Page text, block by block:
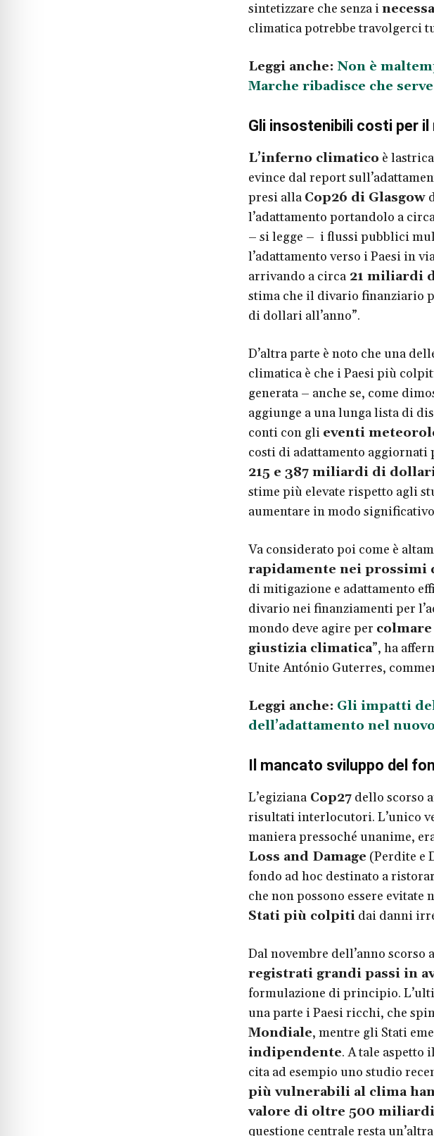
sintetizzare che senza i
climatica potrebbe travolgerci
Leggi anche: Non è
Marche ribadisce che
Gli insostenibili costi per
L’inferno climatico è
evince dal report
presi alla Cop26 di Glasgow
l’adattamento portandolo a
– si legge – i flussi pubblici
l’adattamento verso i Paesi in
arrivando a circa21 miliardi
stima che il divario finanziario
di dollari all’anno”.
D’altra parte è noto che una
climatica è che i Paesi più
generata – anche se, come
aggiunge a una lunga lista di
conti con gli eventi
costi di adattamento
215 e 387 miliardi di
stime più elevate rispetto agli
aumentare in modo
Va considerato poi come è
rapidamente nei prossimi
di mitigazione e adattamento
divario nei finanziamenti per
mondo deve agire per
giustizia climatica”, ha
Unite António Guterres,
Leggi anche: Gli impatti
dell’adattamento nel
Il mancato sviluppo del
L’egizianaCop27dello scorso
risultati interlocutori. L’unico
maniera pressoché unanime,
Loss and Damage (Perdite e
fondo ad hoc destinato a
che non possono essere
Stati più colpitidai danni
Dal novembre dell’anno scorso
registrati grandi passi in
formulazione di principio.
una parte i Paesi ricchi, che
Mondiale, mentre gli Stati
indipendente. A tale aspetto
cita ad esempio uno studio
più vulnerabili al clima
valore di oltre 500
questione centrale resta